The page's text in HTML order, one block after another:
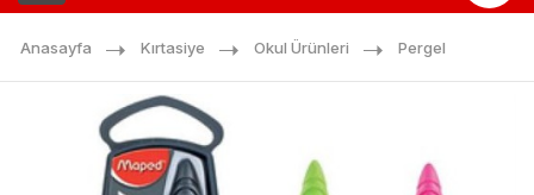
Anasayfa Kırtasiye Okul Ürünleri Pergel